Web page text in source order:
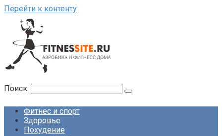
Перейти к контенту
Поиск:
Фитнес и спорт
Здоровье
Похудение